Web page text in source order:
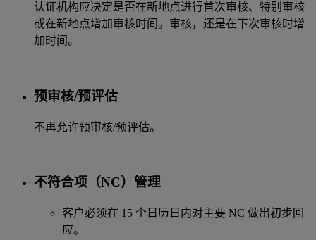
认证机构应决定是否在新地点进行首次审核、特别审核
或在新地点增加审核时间。审核，还是在下次审核时增
加时间。
预审核/预评估
不再允许预审核/预评估。
不符合项（NC）管理
客户必须在 15 个日历日内对主要 NC 做出初步回
应。